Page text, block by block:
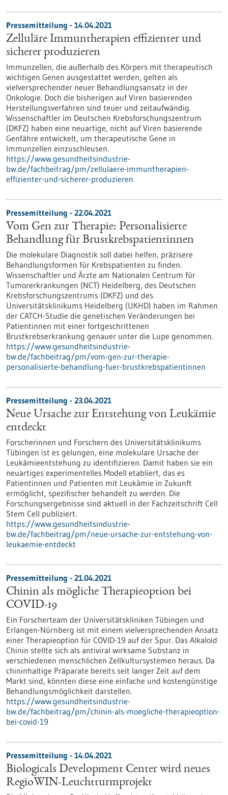
Pressemitteilung - 14.04.2021
Zelluläre Immuntherapien effizienter und
sicherer produzieren
Immunzellen, die außerhalb des Körpers mit therapeutisch
wichtigen Genen ausgestattet werden, gelten als
vielversprechender neuer Behandlungsansatz in der
Onkologie. Doch die bisherigen auf Viren basierenden
Herstellungsverfahren sind teuer und zeitaufwändig.
Wissenschaftler im Deutschen Krebsforschungszentrum
(DKFZ) haben eine neuartige, nicht auf Viren basierende
Genfähre entwickelt, um therapeutische Gene in
Immunzellen einzuschleusen.
https://www.gesundheitsindustrie-
bw.de/fachbeitrag/pm/zellulaere-immuntherapien-
effizienter-und-sicherer-produzieren
Pressemitteilung - 22.04.2021
Vom Gen zur Therapie: Personalisierte
Behandlung für Brustkrebspatientinnen
Die molekulare Diagnostik soll dabei helfen, präzisere
Behandlungsformen für Krebspatienten zu finden.
Wissenschaftler und Ärzte am Nationalen Centrum für
Tumorerkrankungen (NCT) Heidelberg, des Deutschen
Krebsforschungszentrums (DKFZ) und des
Universitätsklinikums Heidelberg (UKHD) haben im Rahmen
der CATCH-Studie die genetischen Veränderungen bei
Patientinnen mit einer fortgeschrittenen
Brustkrebserkrankung genauer unter die Lupe genommen.
https://www.gesundheitsindustrie-
bw.de/fachbeitrag/pm/vom-gen-zur-therapie-
personalisierte-behandlung-fuer-brustkrebspatientinnen
Pressemitteilung - 23.04.2021
Neue Ursache zur Entstehung von Leukämie
entdeckt
Forscherinnen und Forschern des Universitätsklinikums
Tübingen ist es gelungen, eine molekulare Ursache der
Leukämieentstehung zu identifizieren. Damit haben sie ein
neuartiges experimentelles Modell etabliert, das es
Patientinnen und Patienten mit Leukämie in Zukunft
ermöglicht, spezifischer behandelt zu werden. Die
Forschungsergebnisse sind aktuell in der Fachzeitschrift Cell
Stem Cell publiziert.
https://www.gesundheitsindustrie-
bw.de/fachbeitrag/pm/neue-ursache-zur-entstehung-von-
leukaemie-entdeckt
Pressemitteilung - 21.04.2021
Chinin als mögliche Therapieoption bei
COVID-19
Ein Forscherteam der Universitätskliniken Tübingen und
Erlangen-Nürnberg ist mit einem vielversprechenden Ansatz
einer Therapieoption für COVID-19 auf der Spur. Das Alkaloid
Chinin stellte sich als antiviral wirksame Substanz in
verschiedenen menschlichen Zellkultursystemen heraus. Da
chininhaltige Präparate bereits seit langer Zeit auf dem
Markt sind, könnten diese eine einfache und kostengünstige
Behandlungsmöglichkeit darstellen.
https://www.gesundheitsindustrie-
bw.de/fachbeitrag/pm/chinin-als-moegliche-therapieoption-
bei-covid-19
Pressemitteilung - 14.04.2021
Biologicals Development Center wird neues
RegioWIN-Leuchtturmprojekt